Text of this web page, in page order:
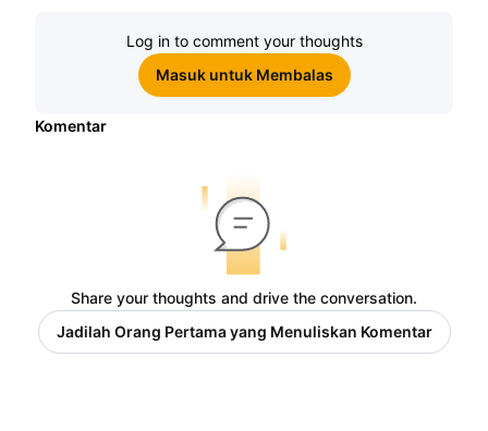
Log in to comment your thoughts
Masuk untuk Membalas
Komentar
Share your thoughts and drive the conversation.
Jadilah Orang Pertama yang Menuliskan Komentar